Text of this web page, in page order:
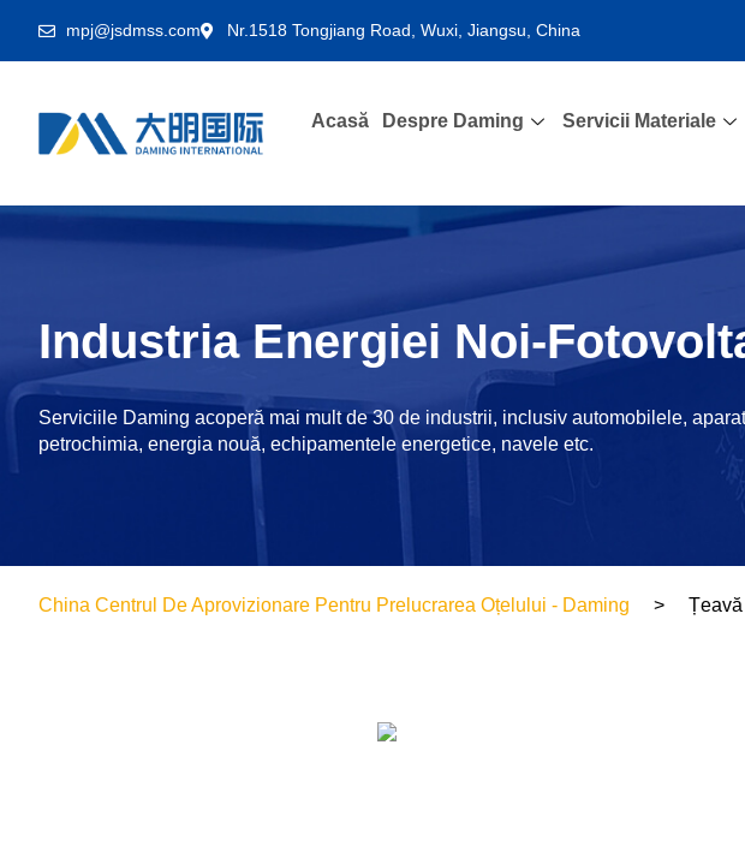
mpj@jsdmss.com Nr.1518 Tongjiang Road, Wuxi, Jiangsu, China
Acasă Despre Daming Servicii Materiale
Industria Energiei Noi-
Serviciile Daming acoperă mai mult de 30 de industrii, inclusiv automobilele,
petrochimia, energia nouă, echipamentele energetice, navele etc.
China Centrul De Aprovizionare Pentru Prelucrarea Oțelului - Daming